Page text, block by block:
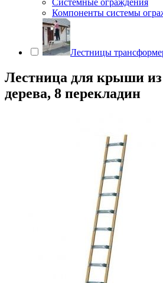
Системные ограждения
Компоненты системы
Лестницы
Лестница для крыши
дерева, 8 перекладин